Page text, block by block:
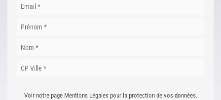
Voir notre page Mentions Légales pour la protection de vos données.